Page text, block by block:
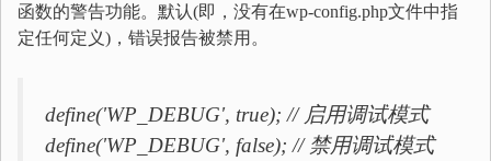
函数的警告功能。默认(即，没有在wp-config.php文件中指
定任何定义)，错误报告被禁用。
define('WP_DEBUG', true); // 启用调试模式
define('WP_DEBUG', false); // 禁用调试模式